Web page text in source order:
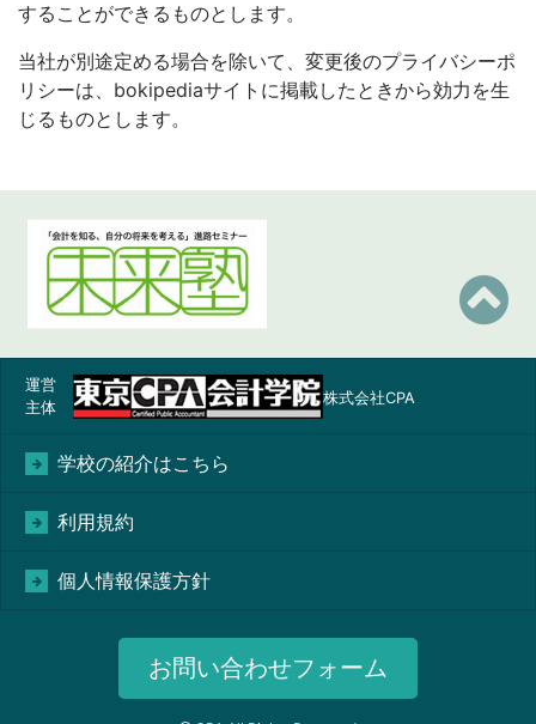
することができるものとします。
当社が別途定める場合を除いて、変更後のプライバシーポ
リシーは、bokipediaサイトに掲載したときから効力を生
じるものとします。
運営
主体
株式会社CPA
学校の紹介はこちら
利用規約
個人情報保護方針
お問い合わせフォーム